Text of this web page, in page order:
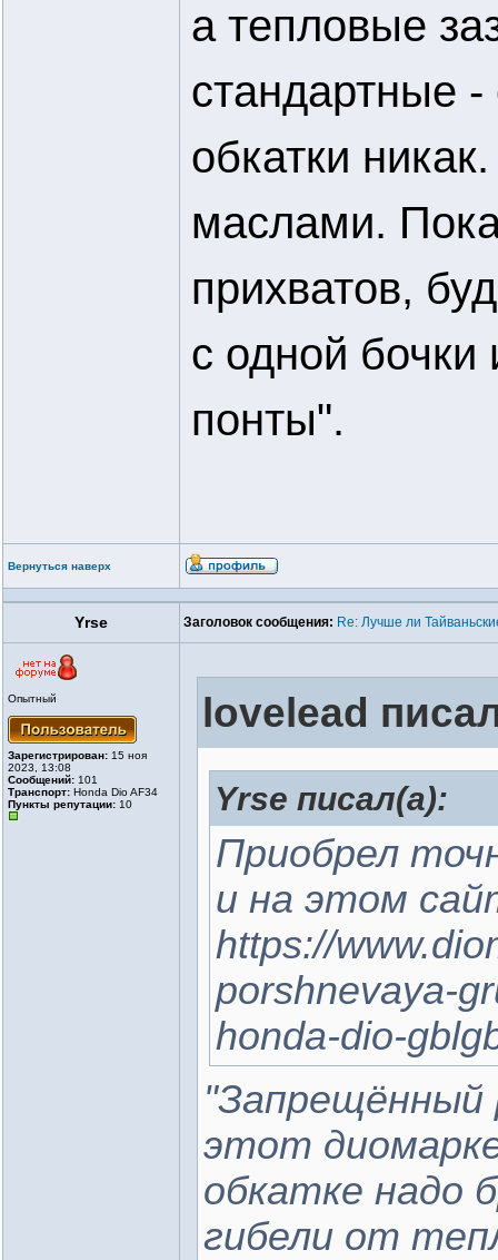
а тепловые
стандартные
обкатки
маслами.
прихватов,
с одной бочки
понты".
Вернуться наверх
Yrse Заголовок сообщения: Re: Лучше ли
Опытный
Зарегистрирован: 15 ноя
2023, 13:08
Сообщений: 101
Транспорт: Honda Dio AF34
Пункты репутации: 10
lovelead
Yrse писал(а):
Приобрел
и на этом
https://
porshnevaya-
honda-dio-
"Запрещённый
этот
обкатке надо
гибели от